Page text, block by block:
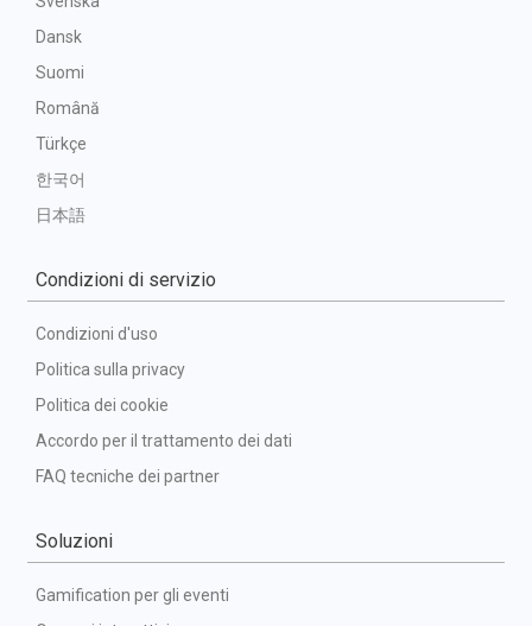
Dansk
Suomi
Română
Türkçe
한국어
日本語
Condizioni di servizio
Condizioni d'uso
Politica sulla privacy
Politica dei cookie
Accordo per il trattamento dei dati
FAQ tecniche dei partner
Soluzioni
Gamification per gli eventi